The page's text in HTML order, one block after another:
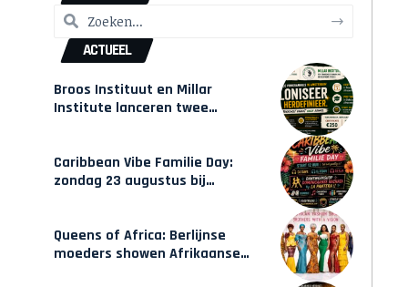
ACTUEEL
Broos Instituut en Millar
Institute lanceren twee
Caribbean Vibe Familie Day:
zondag 23 augustus bij
Queens of Africa: Berlijnse
moeders showen Afrikaanse